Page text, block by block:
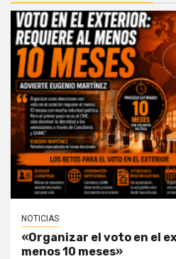
NOTICIAS
«Organizar el voto en el
menos 10 meses»